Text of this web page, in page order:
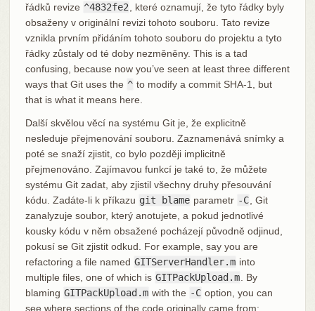
řádků revize ^4832fe2
, které oznamují, že tyto řádky byly
obsaženy v originální revizi tohoto souboru. Tato revize
vznikla prvním přidáním tohoto souboru do projektu a tyto
řádky zůstaly od té doby nezměněny. This is a tad
confusing, because now you’ve seen at least three different
ways that Git uses the ^ to modify a commit SHA-1, but
that is what it means here.
Další skvělou věcí na systému Git je, že explicitně
nesleduje přejmenování souboru. Zaznamenává snímky a
poté se snaží zjistit, co bylo později implicitně
přejmenováno. Zajímavou funkcí je také to, že můžete
systému Git zadat, aby zjistil všechny druhy přesouvání
kódu. Zadáte-li k příkazu git blame parametr -C , Git
zanalyzuje soubor, který anotujete, a pokud jednotlivé
kousky kódu v něm obsažené pocházejí původně odjinud,
pokusí se Git zjistit odkud. For example, say you are
refactoring a file named GITServerHandler.m into
multiple files, one of which is GITPackUpload.m . By
blaming GITPackUpload.m with the -C option, you can
see where sections of the code originally came from: